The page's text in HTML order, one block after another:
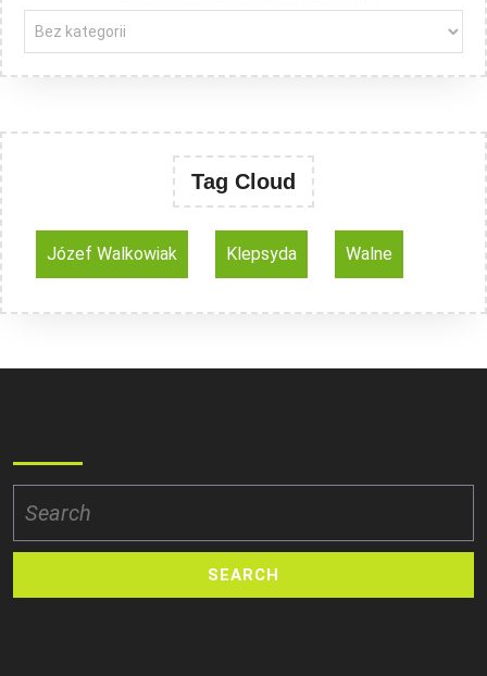
Tag Cloud
Józef Walkowiak Klepsyda Walne
for: